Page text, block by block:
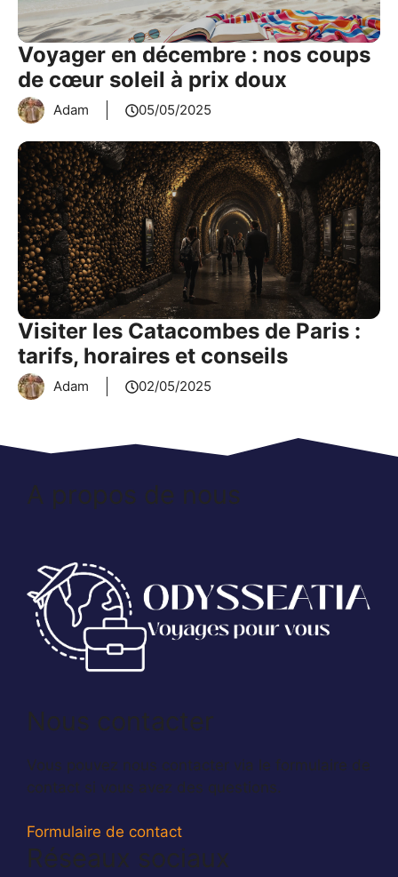
Voyager en décembre : nos coups
de cœur soleil à prix doux
Adam 05/05/2025
Visiter les Catacombes de Paris :
tarifs, horaires et conseils
Adam 02/05/2025
A propos de nous
Nous contacter
Vous pouvez nous contacter via le formulaire de
contact si vous avez des questions.
Formulaire de contact
Réseaux sociaux